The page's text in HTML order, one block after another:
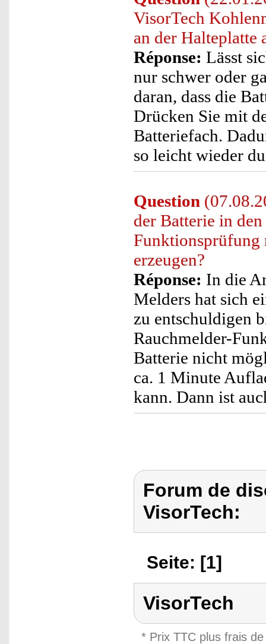
VisorTech
an der Halteplatte
Réponse: Lässt
nur schwer oder
daran, dass die
Drücken Sie mit
Batteriefach.
so leicht wieder
Question
der Batterie in
Funktionsprüfung
erzeugen?
Réponse: In die
Melders hat sich
zu entschuldigen
Rauchmelder-
Batterie nicht
ca. 1 Minute
kann. Dann ist
Forum de
VisorTech:
Seite: [1]
VisorTech
* Prix TTC plus frais